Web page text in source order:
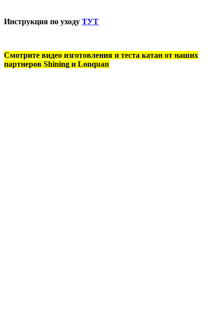
Инструкция по уходу ТУТ
Смотрите видео изготовления и теста катан от наших
партнеров Shining и Lonquan